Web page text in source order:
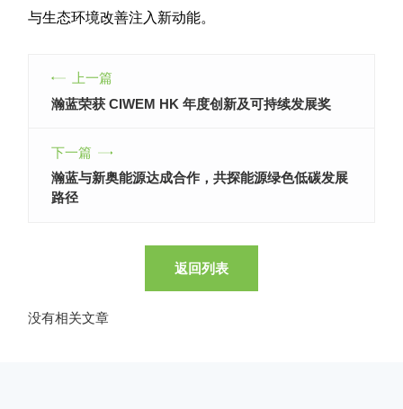
与生态环境改善注入新动能。
上一篇
瀚蓝荣获 CIWEM HK 年度创新及可持续发展奖
下一篇
瀚蓝与新奥能源达成合作，共探能源绿色低碳发展
路径
返回列表
没有相关文章